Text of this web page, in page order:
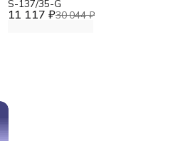
11 117 ₽30 044 ₽
S-137/35-G